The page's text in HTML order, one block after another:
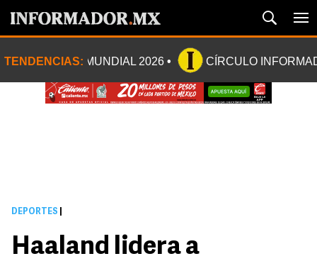
TENDENCIAS: MUNDIAL 2026 CÍRCULO
DEPORTES
Haaland lidera a